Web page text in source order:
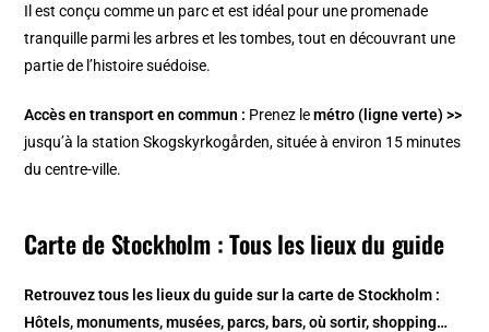
Il est conçu comme un parc et est idéal pour une promenade
tranquille parmi les arbres et les tombes, tout en découvrant une
partie de l’histoire suédoise.
Accès en transport en commun : Prenez lemétro (ligne verte) >>
jusqu’à la station Skogskyrkogården, située à environ 15 minutes
du centre-ville.
Carte de Stockholm : Tous les lieux du guide
Retrouvez tous les lieux du guide sur lacarte de Stockholm :
Hôtels, monuments, musées, parcs, bars, où sortir, shopping…